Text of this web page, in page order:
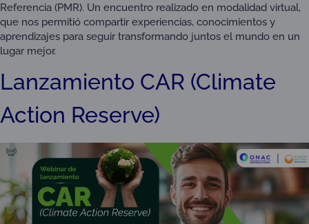
Referencia (PMR). Un encuentro realizado en modalidad virtual,
que nos permitió compartir experiencias, conocimientos y
aprendizajes para seguir transformando juntos el mundo en un
lugar mejor.
Lanzamiento CAR (Climate
Action Reserve)